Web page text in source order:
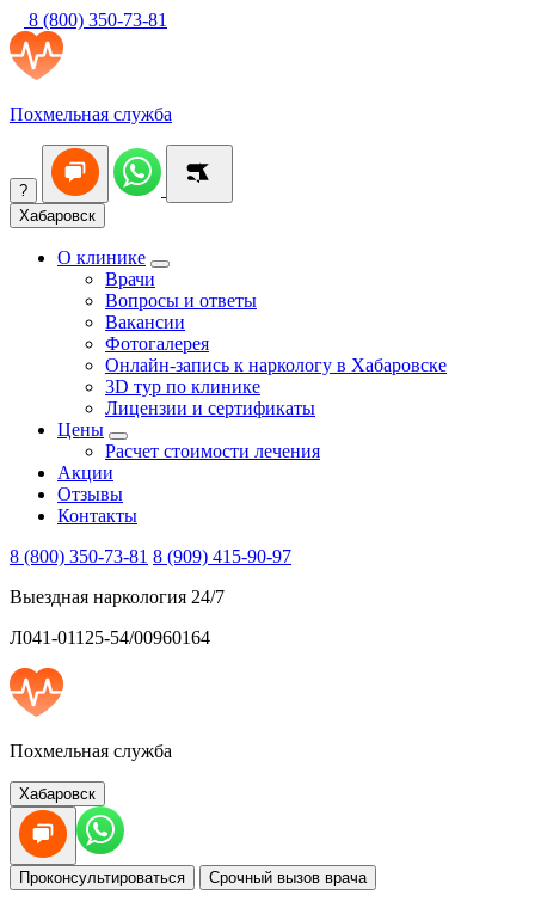
8 (800) 350-73-81
Похмельная служба
?
Хабаровск
О клинике
Врачи
Вопросы и ответы
Вакансии
Фотогалерея
Онлайн-запись к наркологу в Хабаровске
3D тур по клинике
Лицензии и сертификаты
Цены
Расчет стоимости лечения
Акции
Отзывы
Контакты
8 (800) 350-73-81 8 (909) 415-90-97
Выездная наркология 24/7
Л041-01125-54/00960164
Похмельная служба
Хабаровск
Проконсультироваться Срочный вызов врача